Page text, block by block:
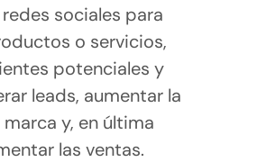
sociales para
o servicios,
potenciales y
leads, aumentar la
y, en última
las ventas.